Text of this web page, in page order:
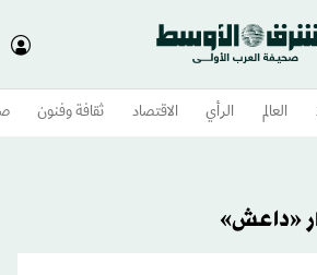
العالم الرأي الاقتصاد ثقافة وفنون
«داعش»